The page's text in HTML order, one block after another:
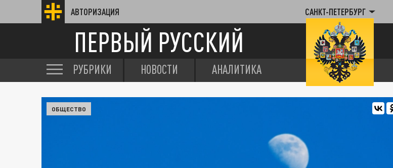
АВТОРИЗАЦИЯ САНКТ-ПЕТЕРБУРГ
ПЕРВЫЙ РУССКИЙ
РУБРИКИ НОВОСТИ АНАЛИТИКА
ОБЩЕСТВО